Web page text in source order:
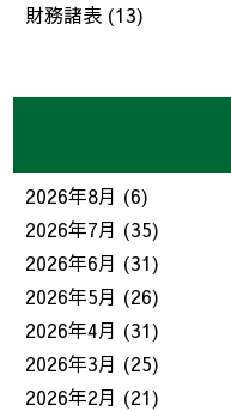
財務諸表 (13)
2026年8月 (6)
2026年7月 (35)
2026年6月 (31)
2026年5月 (26)
2026年4月 (31)
2026年3月 (25)
2026年2月 (21)